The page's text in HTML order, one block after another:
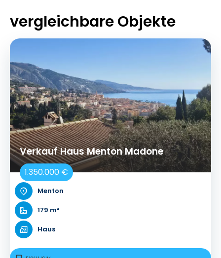
vergleichbare Objekte
Verkauf Haus Menton Madone
1.350.000 €
Menton
179 m²
Haus